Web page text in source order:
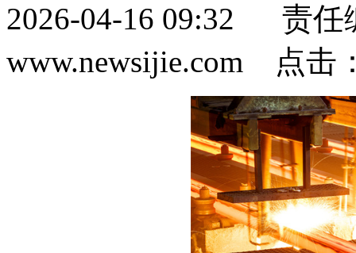
2026-04-16 09:32 责
www.newsijie.com 点击